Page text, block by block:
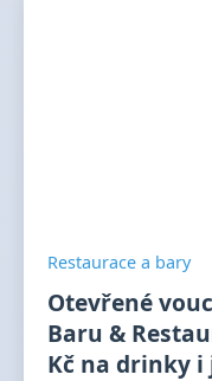
Restaurace a bary
Otevřené
Baru &
Kč na drinky i